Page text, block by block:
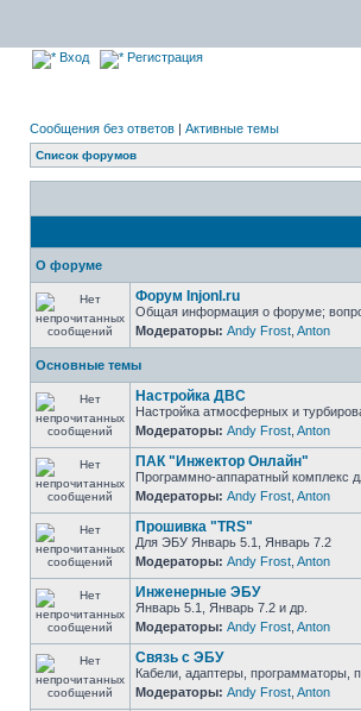
Вход Регистрация
Сообщения без ответов | Активные темы
Список форумов
О форуме
Форум Injonl.ru
Общая информация о форуме;
Модераторы: Andy Frost Anton
Основные темы
Настройка ДВС
Настройка атмосферных и
Модераторы: Andy Frost Anton
ПАК "Инжектор Онлайн"
Программно-аппаратный комплекс
Модераторы: Andy Frost Anton
Прошивка "TRS"
Для ЭБУ Январь 5.1, Январь 7.2
Модераторы: Andy Frost Anton
Инженерные ЭБУ
Январь 5.1, Январь 7.2 и др.
Модераторы: Andy Frost Anton
Связь с ЭБУ
Кабели, адаптеры, программаторы,
Модераторы: Andy Frost Anton